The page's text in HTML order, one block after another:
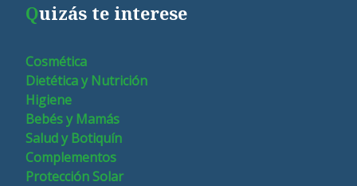
Quizás te interese
Cosmética
Dietética y Nutrición
Higiene
Bebés y Mamás
Salud y Botiquín
Complementos
Protección Solar